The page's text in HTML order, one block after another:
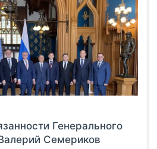
Генерального
Семериков